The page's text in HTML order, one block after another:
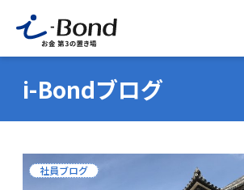
i-Bondブログ
社員ブログ